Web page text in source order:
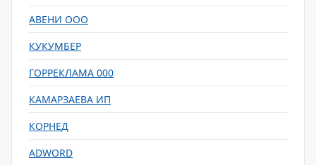
АВЕНИ ООО
КУКУМБЕР
ГОРРЕКЛАМА 000
КАМАРЗАЕВА ИП
КОРНЕД
ADWORD